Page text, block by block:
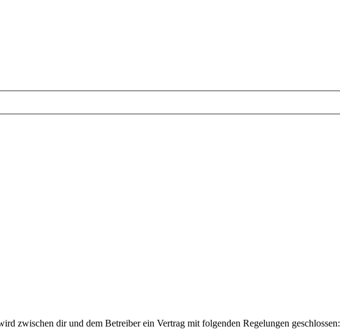
zwischen dir und dem Betreiber ein Vertrag mit folgenden Regelungen geschlossen: